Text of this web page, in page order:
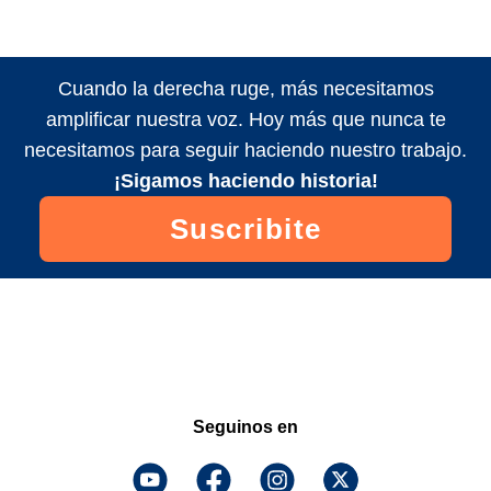
Cuando la derecha ruge, más necesitamos
amplificar nuestra voz. Hoy más que nunca te
necesitamos para seguir haciendo nuestro trabajo.
¡Sigamos haciendo historia!
Suscribite
Seguinos en